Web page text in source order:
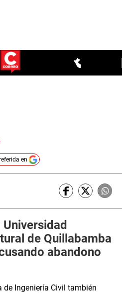
en
de Quillabamba
abandono
de Ingeniería Civil también